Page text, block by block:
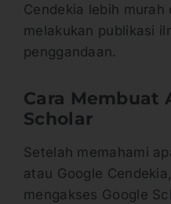
Cendekia lebih murah
melakukan publikasi
penggandaan.
Cara Membuat
Scholar
Setelah memahami
atau Google
mengakses Google